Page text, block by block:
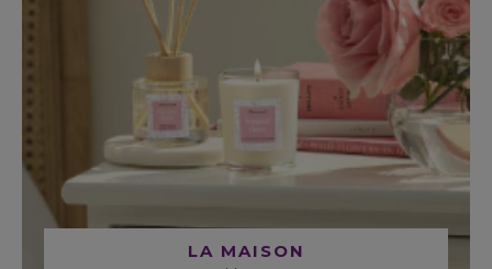
LA MAISON